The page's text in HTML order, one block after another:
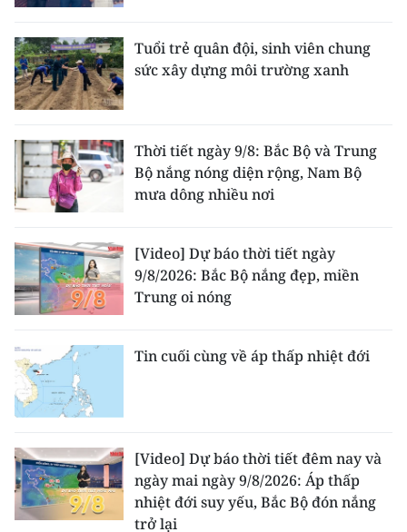
Tuổi trẻ quân đội, sinh viên chung
sức xây dựng môi trường xanh
Thời tiết ngày 9/8: Bắc Bộ và Trung
Bộ nắng nóng diện rộng, Nam Bộ
mưa dông nhiều nơi
[Video] Dự báo thời tiết ngày
9/8/2026: Bắc Bộ nắng đẹp, miền
Trung oi nóng
Tin cuối cùng về áp thấp nhiệt đới
[Video] Dự báo thời tiết đêm nay và
ngày mai ngày 9/8/2026: Áp thấp
nhiệt đới suy yếu, Bắc Bộ đón nắng
trở lại